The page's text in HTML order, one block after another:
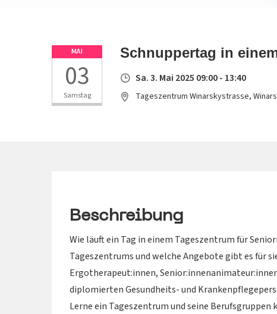
MAI
03
Samstag
Schnuppertag in
Sa. 3. Mai 2025 09:00 - 13:40
Tageszentrum Winarskystrasse,
Beschreibung
Wie läuft ein Tag in einem Tageszentrum für
Tageszentrums und welche Angebote gibt es für
Ergotherapeut:innen,
diplomierten Gesundheits- und
Lerne ein Tageszentrum und seine